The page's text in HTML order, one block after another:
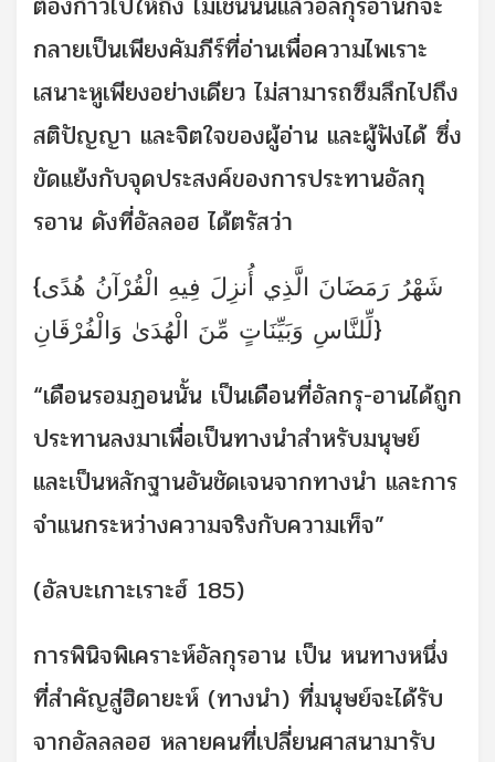
กลายเป็นเพียงคัมภีร์ที่อ่านเพื่อความไพเราะ
เสนาะหูเพียงอย่างเดียว ไม่สามารถซึมลึกไปถึง
สติปัญญา และจิตใจของผู้อ่าน และผู้ฟังได้ ซึ่ง
ขัดแย้งกับจุดประสงค์ของการประทานอัลกุ
รอาน ดังที่อัลลอฮ ได้ตรัสว่า
{شَهْرُ رَمَضَانَ الَّذِي أُنزِلَ فِيهِ الْقُرْآنُ هُدًى
لِّلنَّاسِ وَبَيِّنَاتٍ مِّنَ الْهُدَىٰ وَالْفُرْقَانِ}
“เดือนรอมฏอนนั้น เป็นเดือนที่อัลกรุ-อานได้ถูก
ประทานลงมาเพื่อเป็นทางนำสำหรับมนุษย์
และเป็นหลักฐานอันชัดเจนจากทางนำ และการ
จำแนกระหว่างความจริงกับความเท็จ”
(อัลบะเกาะเราะฮ์ 185)
การพินิจพิเคราะห์อัลกุรอาน เป็น หนทางหนึ่ง
ที่สำคัญสู่ฮิดายะห์ (ทางนำ) ที่มนุษย์จะได้รับ
จากอัลลลอฮ หลายคนที่เปลี่ยนศาสนามารับ